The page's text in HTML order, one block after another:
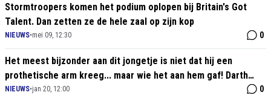
Stormtroopers komen het podium oplopen bij Britain's Got
Talent. Dan zetten ze de hele zaal op zijn kop
NIEUWS•mei 09, 12:30 0
Het meest bijzonder aan dit jongetje is niet dat hij een
prothetische arm kreeg... maar wie het aan hem gaf! Darth
Vader!
NIEUWS•jan 20, 12:00 0